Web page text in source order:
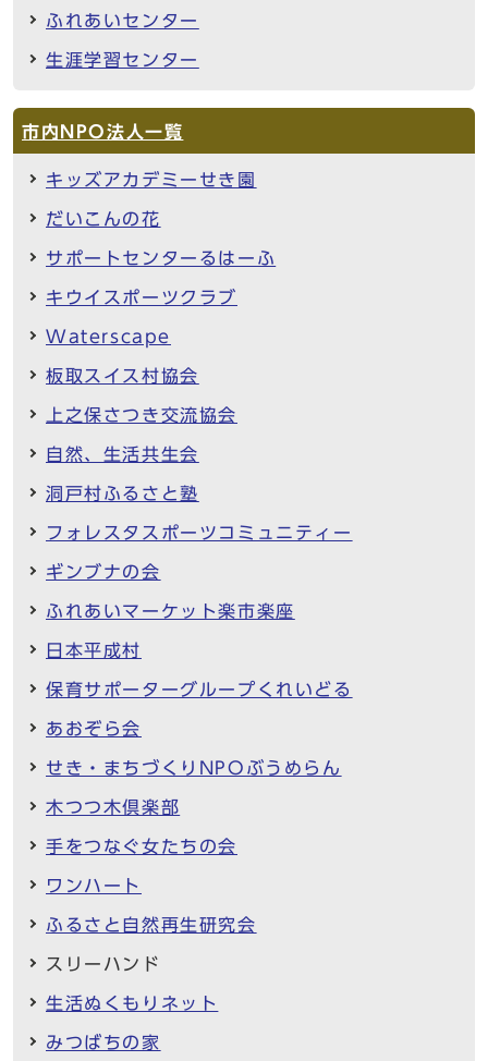
ふれあいセンター
生涯学習センター
市内NPO法人一覧
キッズアカデミーせき園
だいこんの花
サポートセンターるはーふ
キウイスポーツクラブ
Waterscape
板取スイス村協会
上之保さつき交流協会
自然、生活共生会
洞戸村ふるさと塾
フォレスタスポーツコミュニティー
ギンブナの会
ふれあいマーケット楽市楽座
日本平成村
保育サポーターグループくれいどる
あおぞら会
せき・まちづくりNPOぶうめらん
木つつ木倶楽部
手をつなぐ女たちの会
ワンハート
ふるさと自然再生研究会
スリーハンド
生活ぬくもりネット
みつばちの家